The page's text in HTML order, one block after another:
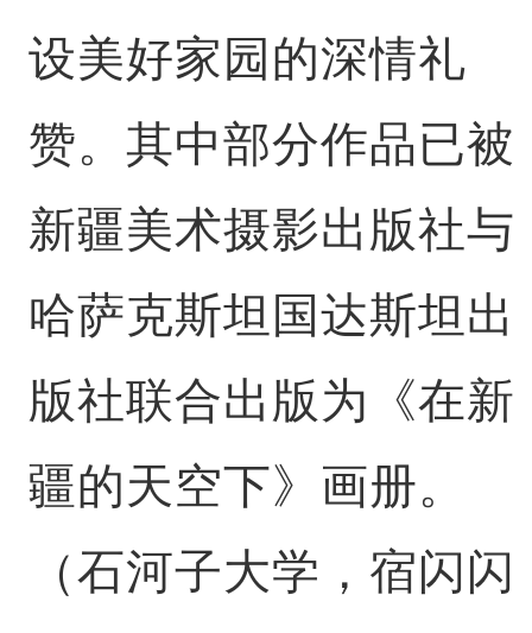
设美好家园的深情礼
赞。其中部分作品已被
新疆美术摄影出版社与
哈萨克斯坦国达斯坦出
版社联合出版为《在新
疆的天空下》画册。
（石河子大学，宿闪闪